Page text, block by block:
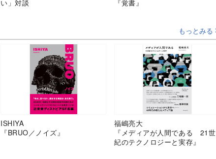
い」対談
『覚書』
もっとみる
ISHIYA
『BRUO／ノイズ』
福嶋亮大
『メディアが人間である 21世
紀のテクノロジーと実存』